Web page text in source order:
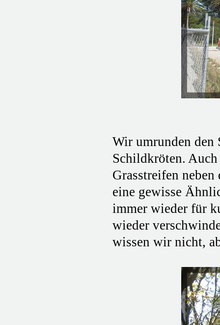
Wir umrunden
Schildkröten.
Grasstreifen neben
eine gewisse
immer wieder für
wieder
wissen wir nicht,